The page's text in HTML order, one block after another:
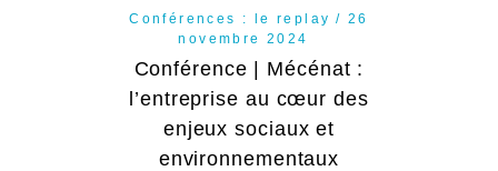
Conférences : le replay
26
novembre 2024
Conférence | Mécénat :
l’entreprise au cœur des
enjeux sociaux et
environnementaux